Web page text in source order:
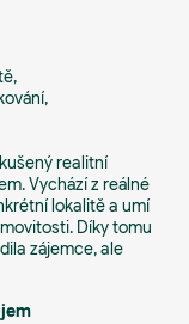
realitní
Vychází z reálné
lokalitě a umí
Díky tomu
zájemce, ale